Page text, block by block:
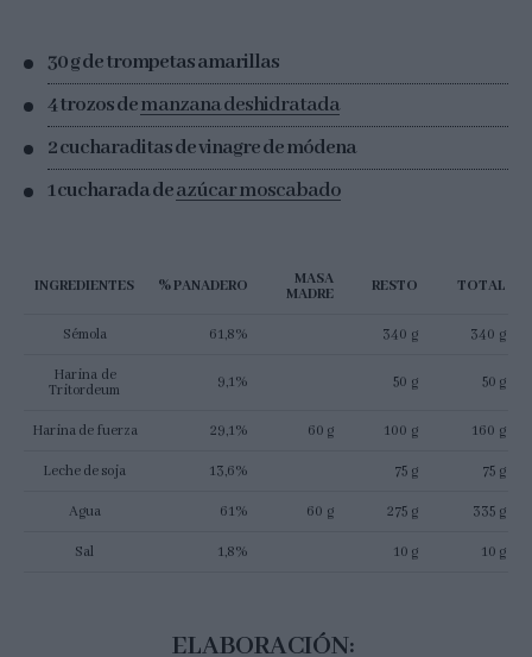
30 g de trompetas amarillas
4 trozos demanzana deshidratada
2 cucharaditas de vinagre de módena
1 cucharada deazúcar moscabado
INGREDIENTES % PANADERO
MASA
MADRE
RESTO TOTAL
Sémola 61,8% 340 g 340 g
Harina de
Tritordeum
9,1% 50 g 50 g
Harina de fuerza 29,1% 60 g 100 g 160 g
Leche de soja 13,6% 75 g 75 g
Agua 61% 60 g 275 g 335 g
Sal 1,8% 10 g 10 g
ELABORACIÓN: